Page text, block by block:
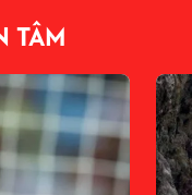
TÂM